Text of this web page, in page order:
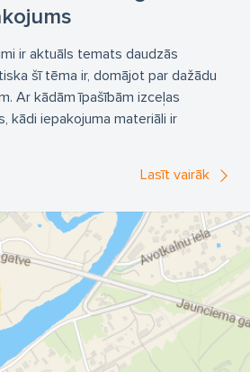
ir aktuāls temats daudzās
šī tēma ir, domājot par dažādu
Ar kādām īpašībām izceļas
kādi iepakojuma materiāli ir
Lasīt vairāk